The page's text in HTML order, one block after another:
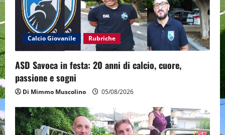
i
o
n
Calcio Giovanile Rubriche
ASD Savoca in festa: 20 anni di calcio, cuore,
passione e sogni
Di Mimmo Muscolino 05/08/2026